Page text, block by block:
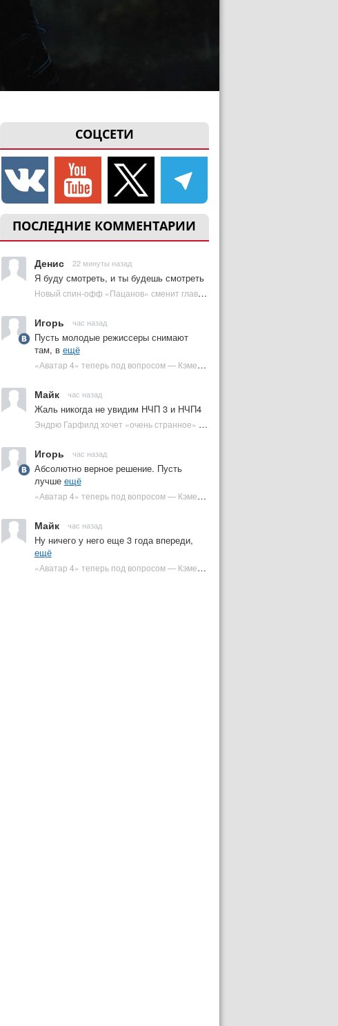
СОЦСЕТИ
ПОСЛЕДНИЕ КОММЕНТАРИИ
Денис 22 минуты назад
Я буду смотреть, и ты будешь смотреть
Новый спин-офф «Пацанов» сменит главного героя | Plugged In Ru
Игорь час назад
Пусть молодые режиссеры снимают
там, в ещё
«Аватар 4» теперь под вопросом — Кэмерон решил отойти от продолжения | Plugged In Ru
Майк час назад
Жаль никогда не увидим НЧП 3 и НЧП4
Эндрю Гарфилд хочет «очень странное» возвращение Человека-паука в MCU | Plugged In Ru
Игорь час назад
Абсолютно верное решение. Пусть
лучше ещё
«Аватар 4» теперь под вопросом — Кэмерон решил отойти от продолжения | Plugged In Ru
Майк час назад
Ну ничего у него еще 3 года впереди,
ещё
«Аватар 4» теперь под вопросом — Кэмерон решил отойти от продолжения | Plugged In Ru